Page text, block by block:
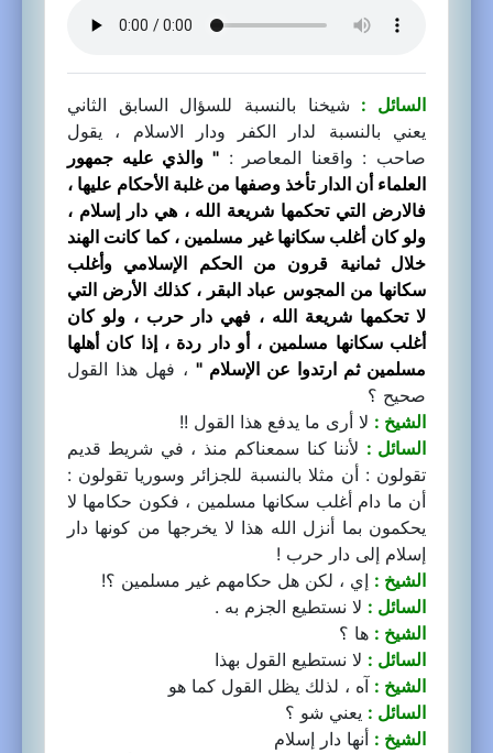
السائل : شيخنا بالنسبة للسؤال السابق الثاني
يعني بالنسبة لدار الكفر ودار الاسلام ، يقول
صاحب : واقعنا المعاصر :" والذي عليه جمهور
العلماء أن الدار تأخذ وصفها من غلبة الأحكام عليها ،
فالارض التي تحكمها شريعة الله ، هي دار إسلام ،
ولو كان أغلب سكانها غير مسلمين ، كما كانت الهند
خلال ثمانية قرون من الحكم الإسلامي وأغلب
سكانها من المجوس عباد البقر ، كذلك الأرض التي
لا تحكمها شريعة الله ، فهي دار حرب ، ولو كان
أغلب سكانها مسلمين ، أو دار ردة ، إذا كان أهلها
مسلمين ثم ارتدوا عن الإسلام " ، فهل هذا القول
صحيح ؟
الشيخ : لا أرى ما يدفع هذا القول !!
السائل : لأننا كنا سمعناكم منذ ، في شريط قديم
تقولون : أن مثلا بالنسبة للجزائر وسوريا تقولون :
أن ما دام أغلب سكانها مسلمين ، فكون حكامها لا
يحكمون بما أنزل الله هذا لا يخرجها من كونها دار
إسلام إلى دار حرب !
الشيخ : إي ، لكن هل حكامهم غير مسلمين ؟!
السائل : لا نستطيع الجزم به .
الشيخ : ها ؟
السائل : لا نستطيع القول بهذا
الشيخ : آه ، لذلك يظل القول كما هو
السائل : يعني شو ؟
الشيخ : أنها دار إسلام